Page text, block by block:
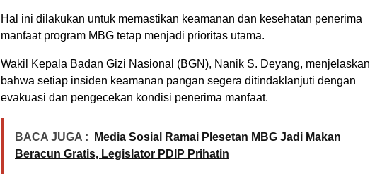
Hal ini dilakukan untuk memastikan keamanan dan kesehatan penerima
manfaat program MBG tetap menjadi prioritas utama.
Wakil Kepala Badan Gizi Nasional (BGN), Nanik S. Deyang, menjelaskan
bahwa setiap insiden keamanan pangan segera ditindaklanjuti dengan
evakuasi dan pengecekan kondisi penerima manfaat.
BACA JUGA :
Media Sosial Ramai Plesetan MBG Jadi Makan
Beracun Gratis, Legislator PDIP Prihatin